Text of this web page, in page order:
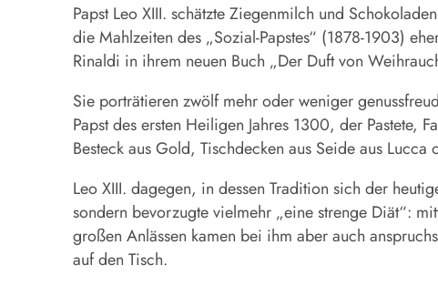
Papst Leo XIII. schätzteZiegenmilch und
die Mahlzeiten des „Sozial-Papstes“ (1878-1903)
Rinaldi in ihrem neuen Buch „Der Duft von
Sie porträtieren zwölf mehr oder weniger
Papst des ersten Heiligen Jahres 1300, der Pastete,
Besteck aus Gold, Tischdecken aus Seide aus Lucca
Leo XIII. dagegen, in dessen Tradition sich der
sondern bevorzugte vielmehr „eine strenge Diät“:
großen Anlässen kamen bei ihm aber auch
auf den Tisch.